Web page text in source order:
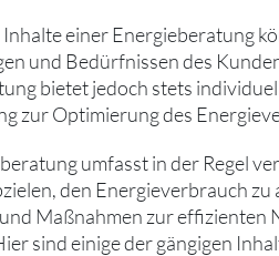
einer Energieberatung
und Bedürfnissen des
bietet jedoch stets
zur Optimierung des
umfasst in der Regel
den Energieverbrauch
Maßnahmen zur effizienten
sind einige der gängigen